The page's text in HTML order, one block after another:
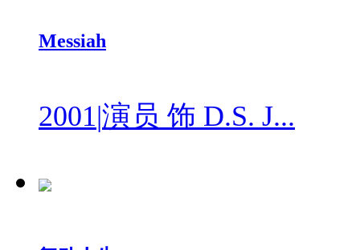
Messiah
2001|演员 饰 D.S. J...